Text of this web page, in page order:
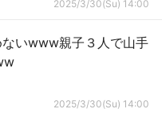
2025/3/30(Su) 14:00
ないwww親子３人で山手
2025/3/30(Su) 14:00